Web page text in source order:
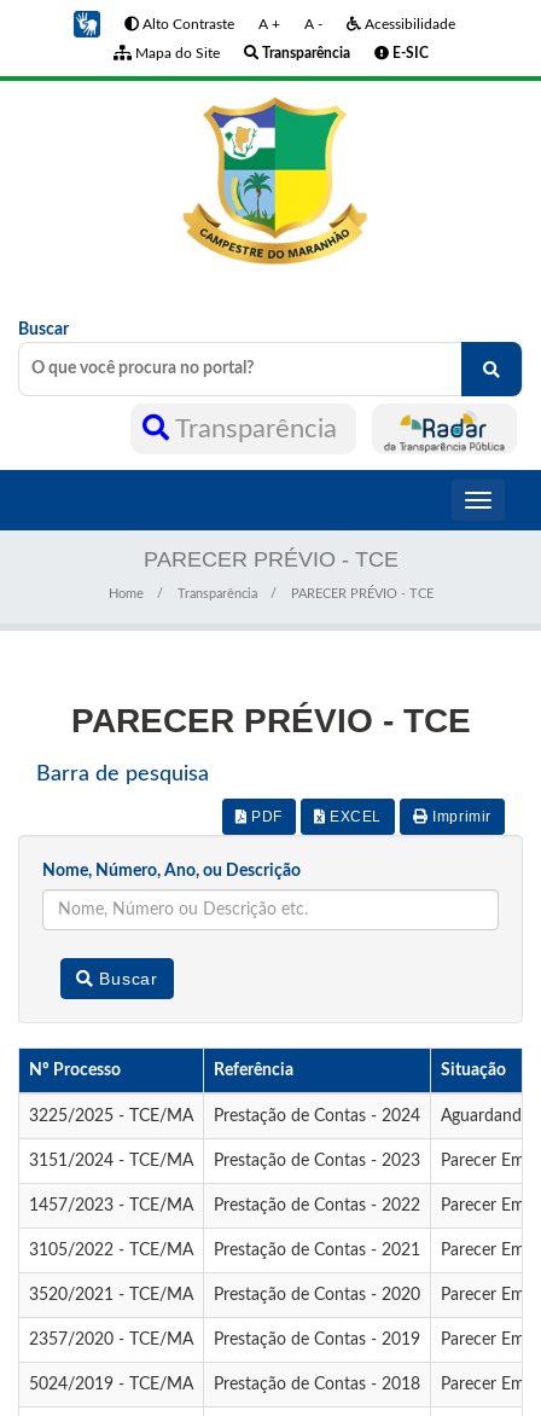
Alto Contraste A + A -
Acessibilidade
Mapa do Site
Transparência E-SIC
Buscar
Transparência
Toggle
PARECER PRÉVIO - TCE
Home Transparência PARECER PRÉVIO - TCE
PARECER PRÉVIO - TCE
Barra de pesquisa
PDF EXCEL Imprimir
Nome, Número, Ano, ou Descrição
Buscar
Nº Processo Referência Situação
3225/2025 - TCE/MA Prestação de Contas - 2024 Aguardando
3151/2024 - TCE/MA Prestação de Contas - 2023 Parecer
1457/2023 - TCE/MA Prestação de Contas - 2022 Parecer
3105/2022 - TCE/MA Prestação de Contas - 2021 Parecer
3520/2021 - TCE/MA Prestação de Contas - 2020 Parecer
2357/2020 - TCE/MA Prestação de Contas - 2019 Parecer
5024/2019 - TCE/MA Prestação de Contas - 2018 Parecer